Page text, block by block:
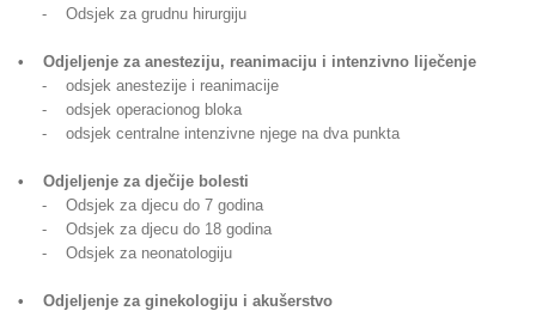
- Odsjek za grudnu hirurgiju
• Odjeljenje za anesteziju, reanimaciju i intenzivno liječenje
- odsjek anestezije i reanimacije
- odsjek operacionog bloka
- odsjek centralne intenzivne njege na dva punkta
• Odjeljenje za dječije bolesti
- Odsjek za djecu do 7 godina
- Odsjek za djecu do 18 godina
- Odsjek za neonatologiju
• Odjeljenje za ginekologiju i akušerstvo